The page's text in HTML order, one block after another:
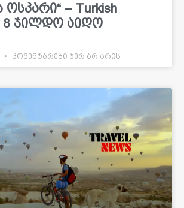
ოსკარი“ – Turkish
8 ჯილდო აიღო
კომენტარები ჯერ არ არის